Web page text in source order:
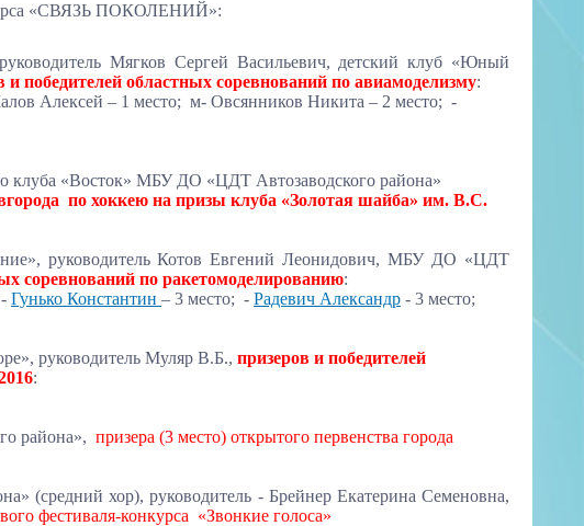
«СВЯЗЬ ПОКОЛЕНИЙ»:
Мягков Сергей Васильевич, детский клуб «Юный
и победителей областных соревнований по авиамоделизму:
Алексей – 1 место; м- Овсянников Никита – 2 место; -
клуба «Восток» МБУ ДО «ЦДТ Автозаводского района»
по хоккею на призы клуба «Золотая шайба» им. В.С.
руководитель Котов Евгений Леонидович, МБУ ДО «ЦДТ
соревнований по ракетомоделированию:
- Гунько Константин – 3 место; - Радевич Александр - 3 место;
руководитель Муляр В.Б., призеров и победителей
:
района», призера (3 место) открытого первенства города
(средний хор), руководитель - Брейнер Екатерина Семеновна,
фестиваля-конкурса «Звонкие голоса»